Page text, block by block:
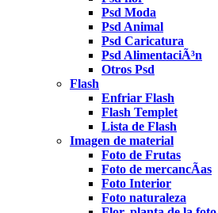
Psd Moda
Psd Animal
Psd Caricatura
Psd AlimentaciÃ³n
Otros Psd
Flash
Enfriar Flash
Flash Templet
Lista de Flash
Imagen de material
Foto de Frutas
Foto de mercancÃ­as
Foto Interior
Foto naturaleza